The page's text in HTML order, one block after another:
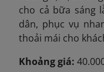
cho cả bữa sáng
dân, phục vụ
thoải mái cho
Khoảng giá: